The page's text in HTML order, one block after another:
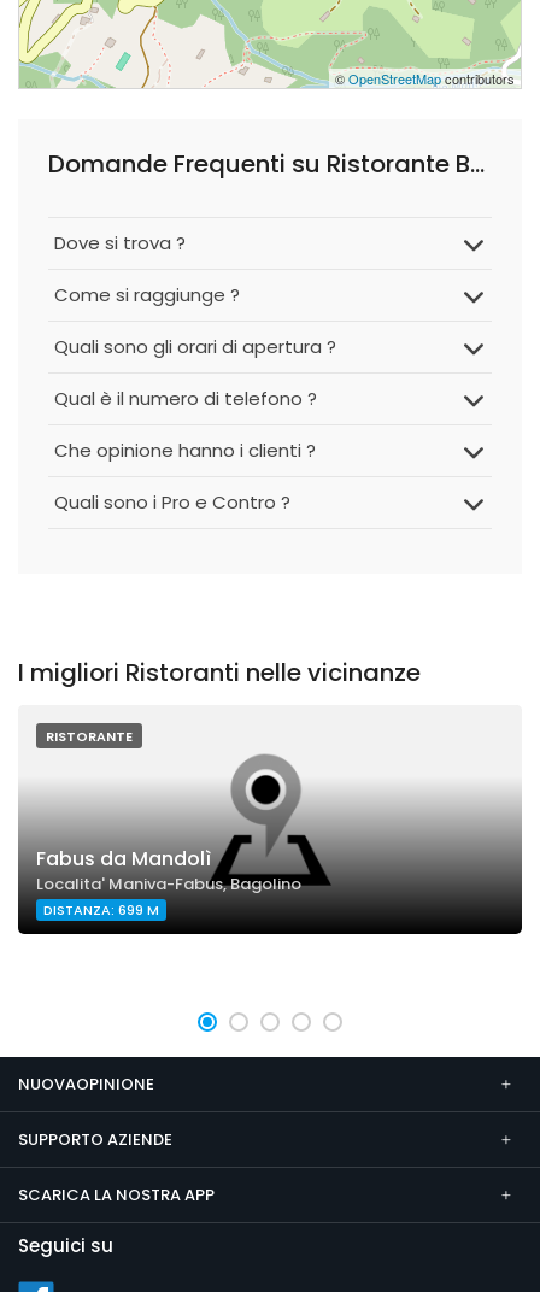
©OpenStreetMapcontributors
Domande Frequenti su Ristorante Bar Pratolungo
Dove si trova ?
Come si raggiunge ?
Quali sono gli orari di apertura ?
Qual è il numero di telefono ?
Che opinione hanno i clienti ?
Quali sono i Pro e Contro ?
I migliori Ristoranti nelle vicinanze
RISTORANTE
Fabus da Mandolì
Localita' Maniva-Fabus, Bagolino
DISTANZA: 699 M
NUOVAOPINIONE
SUPPORTO AZIENDE
SCARICA LA NOSTRA APP
Seguici su